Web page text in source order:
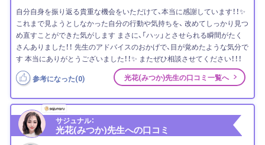
自分自身を振り返る貴重な機会をいただけて、本当に感謝しています！！✨
これまで見ようとしなかった自分の行動や気持ちを、 改めてしっかり見つ
め直すことができた気がします まさに、「ハッ」とさせられる瞬間がたく
さんありました！！ 先生のアドバイスのおかげで、目が覚めたような気分で
す 本当にありがとうございました！！✨ またぜひ相談させてください！！！
参考になった(0) 光花(みつか)先生の口コミ一覧へ
サジュナル：
光花(みつか)先生への口コミ